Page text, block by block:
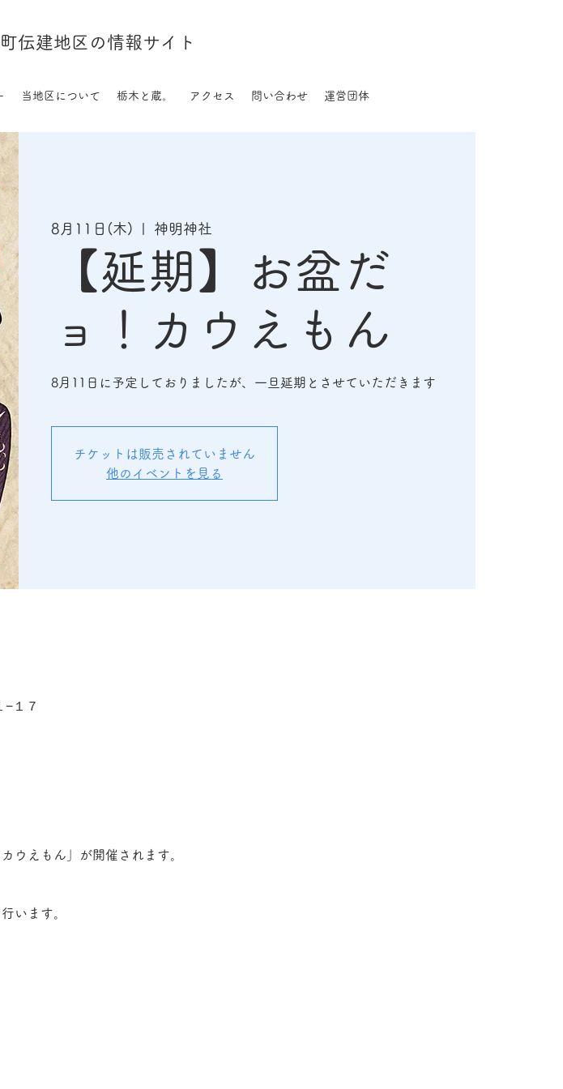
伝建地区の情報サイト
当地区について 栃木と蔵。 アクセス 問い合わせ 運営団体
8月11日(木) 神明神社
【延期】お盆だ
ョ！カウえもん
8月11日に予定しておりましたが、一旦延期とさせていただきます
チケットは販売されていません
他のイベントを見る
１７
ウえもん」が開催されます。
います。